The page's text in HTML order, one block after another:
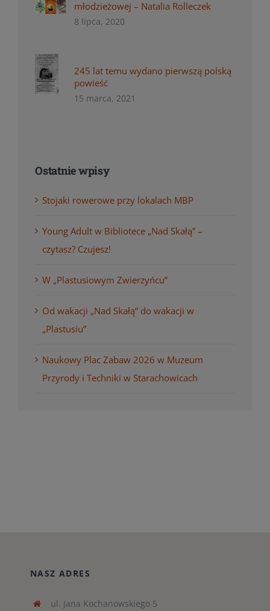
młodzieżowej – Natalia Rolleczek
8 lipca, 2020
245 lat temu wydano pierwszą polską
powieść
15 marca, 2021
Ostatnie wpisy
Stojaki rowerowe przy lokalach MBP
Young Adult w Bibliotece „Nad Skałą” –
czytasz? Czujesz!
W „Plastusiowym Zwierzyńcu”
Od wakacji „Nad Skałą” do wakacji w
„Plastusiu”
Naukowy Plac Zabaw 2026 w Muzeum
Przyrody i Techniki w Starachowicach
NASZ ADRES
ul. Jana Kochanowskiego 5